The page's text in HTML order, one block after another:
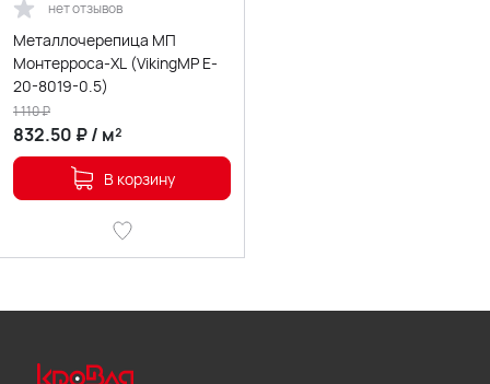
нет отзывов
Металлочерепица МП
Монтерроса-XL (VikingMP E-
20-8019-0.5)
832.50 ₽/ м²
1 110₽
В корзину